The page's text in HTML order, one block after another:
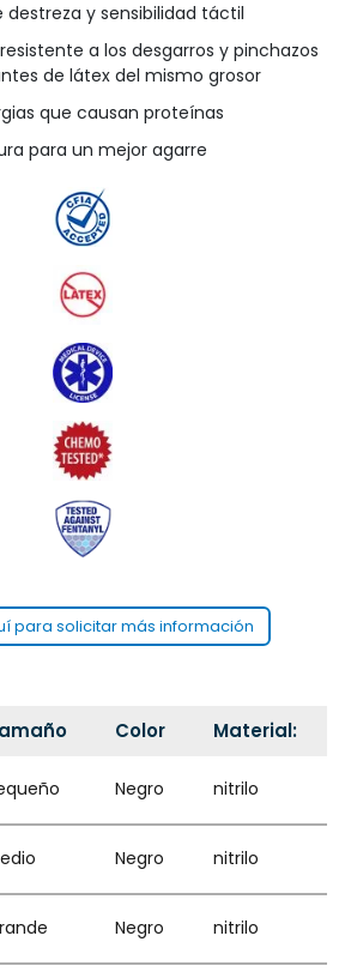
destreza y sensibilidad táctil
a los desgarros y pinchazos
de látex del mismo grosor
que causan proteínas
para un mejor agarre
para solicitar más información
Color Material:
Negro nitrilo
Negro nitrilo
Negro nitrilo